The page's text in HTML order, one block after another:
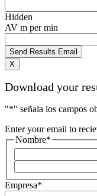
Hidden
AV m per min
X
Download your
"*" señala los campos
Enter your email to
Nombre*
Empresa*